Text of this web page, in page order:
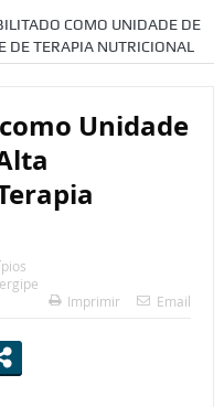
COMO UNIDADE DE
DE TERAPIA NUTRICIONAL
Unidade
Imprimir
Email